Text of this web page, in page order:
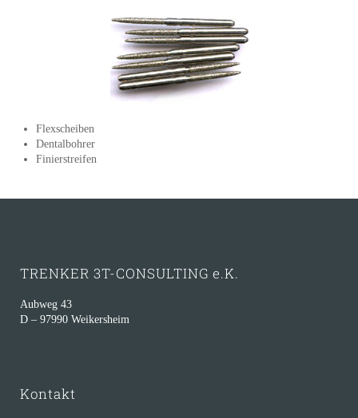
Flexscheiben
Dentalbohrer
Finierstreifen
TRENKER 3T-CONSULTING e.K.
Aubweg 43
D – 97990 Weikersheim
Kontakt